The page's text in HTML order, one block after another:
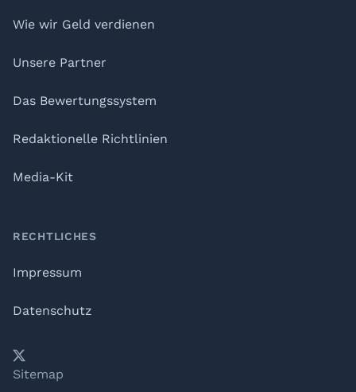
Wie wir Geld verdienen
Unsere Partner
Das Bewertungssystem
Redaktionelle Richtlinien
Media-Kit
RECHTLICHES
Impressum
Datenschutz
YouTube
𝕏LinkedIn
Telegram
Sitemap